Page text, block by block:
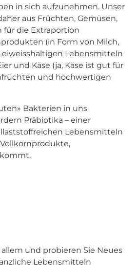
in sich aufzunehmen. Unser
aus Früchten, Gemüsen,
für die Extraportion
(in Form von Milch,
eiweisshaltigen Lebensmitteln
und Käse (ja, Käse ist gut für
und hochwertigen
Bakterien in uns
Präbiotika – einer
Lebensmitteln
allem und probieren Sie Neues
Lebensmitteln